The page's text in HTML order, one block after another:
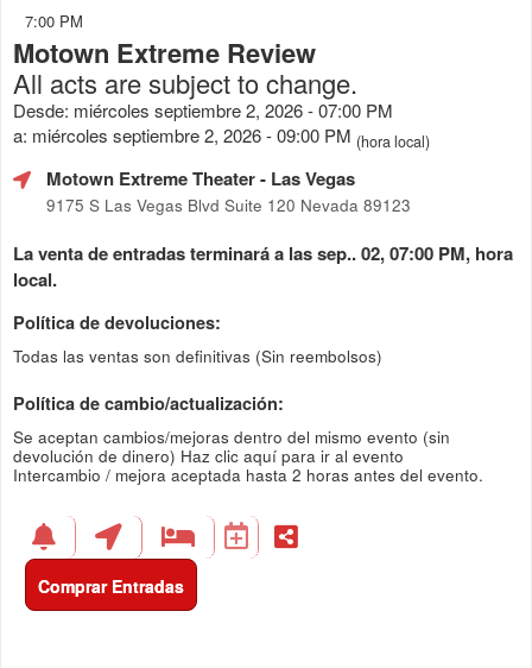
7:00 PM
Motown Extreme Review
All acts are subject to change.
Desde: miércoles septiembre 2, 2026 - 07:00 PM
a: miércoles septiembre 2, 2026 - 09:00 PM (hora local)
Motown Extreme Theater- Las Vegas
9175 S Las Vegas Blvd Suite 120 Nevada 89123
La venta de entradas terminará a las sep.. 02, 07:00 PM, hora
local.
Política de devoluciones:
Todas las ventas son definitivas (Sin reembolsos)
Política de cambio/actualización:
Se aceptan cambios/mejoras dentro del mismo evento (sin
devolución de dinero) Haz clic aquí para ir al evento
Intercambio / mejora aceptada hasta 2 horas antes del evento.
Comprar Entradas